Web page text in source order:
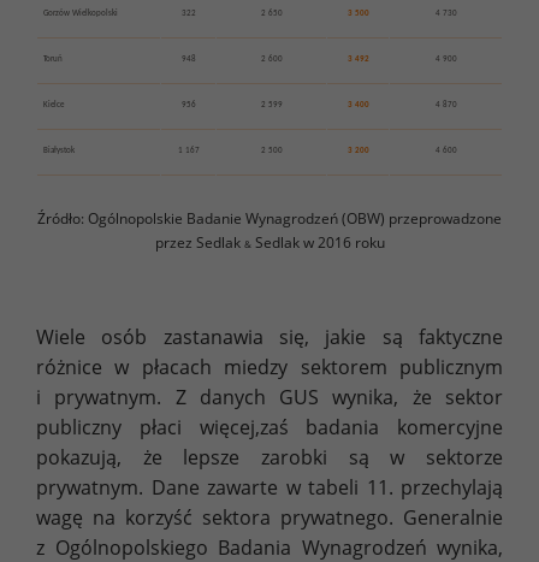
Gorzów Wielkopolski 322 2 650 3 500 4 730
Toruń 948 2 600 3 492 4 900
Kielce 956 2 599 3 400 4 870
Białystok 1 167 2 500 3 200 4 600
Źródło: Ogólnopolskie Badanie Wynagrodzeń (OBW) przeprowadzone
przez Sedlak &Sedlak w 2016 roku
Wiele osób zastanawia się, jakie są faktyczne
różnice w płacach miedzy sektorem publicznym
i prywatnym. Z danych GUS wynika, że sektor
publiczny płaci więcej,zaś badania komercyjne
pokazują, że lepsze zarobki są w sektorze
prywatnym. Dane zawarte w tabeli 11. przechylają
wagę na korzyść sektora prywatnego. Generalnie
z Ogólnopolskiego Badania Wynagrodzeń wynika,